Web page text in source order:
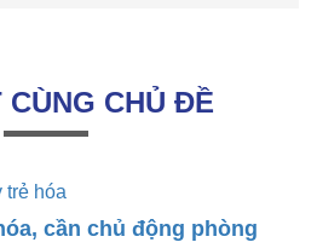
CÙNG CHỦ ĐỀ
cần chủ động phòng